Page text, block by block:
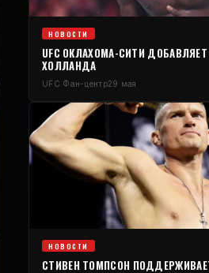
НОВОСТИ
UFC ОКЛАХОМА-СИТИ ДОБАВЛЯЕТ
ХОЛЛАНДА
UFC Фан-центр29 мая
НОВОСТИ
СТИВЕН ТОМПСОН